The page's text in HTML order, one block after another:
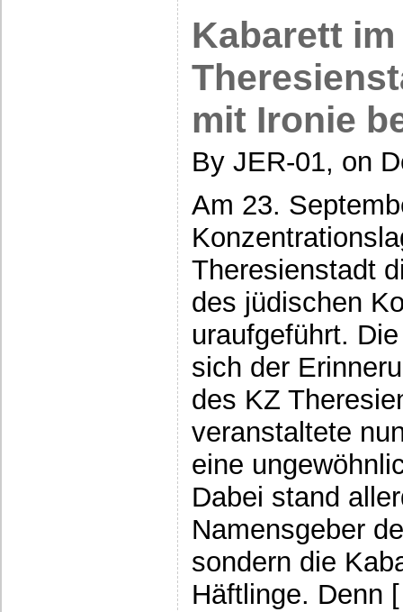
Kabarett im
mit Ironie
By JER-01, on
Am 23.
Theresienstadt
des jüdischen
uraufgeführt.
sich der
des KZ
veranstaltete
eine
Dabei stand
Namensgeber
sondern die
Häftlinge. Denn